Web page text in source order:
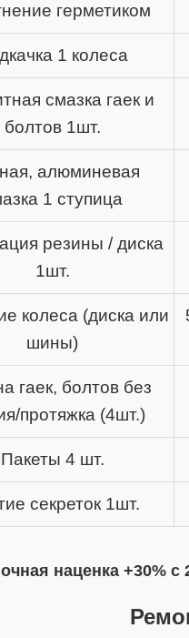
герметиком
1 колеса
смазка гаек и
болтов 1шт.
алюминевая
1 ступица
резины / диска
1шт.
колеса (диска или
шины)
гаек, болтов без
протяжка (4шт.)
Пакеты 4 шт.
секреток 1шт.
наценка +30% с